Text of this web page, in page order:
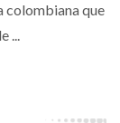
colombiana que
...